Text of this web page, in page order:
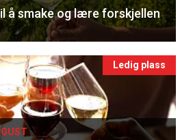
å smake og lære forskjellen
Ledig plass